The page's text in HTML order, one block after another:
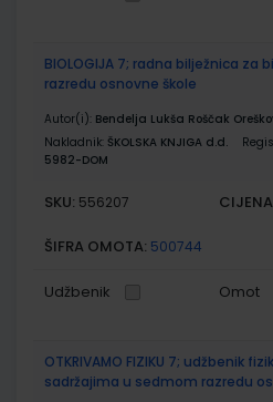
BIOLOGIJA 7; radna bilježnica za
razredu osnovne škole
Autor(i): Bendelja Lukša Roščak
Nakladnik: ŠKOLSKA KNJIGA d.d.
5982-DOM
SKU: 556207
ŠIFRA OMOTA: 500744
Udžbenik Omot
OTKRIVAMO FIZIKU 7; udžbenik
sadržajima u sedmom razredu